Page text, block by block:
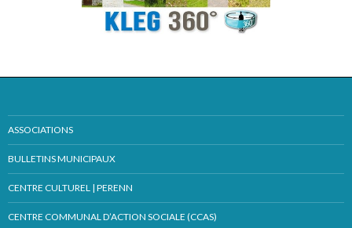
ASSOCIATIONS
BULLETINS MUNICIPAUX
CENTRE CULTUREL | PERENN
CENTRE COMMUNAL D’ACTION SOCIALE (CCAS)